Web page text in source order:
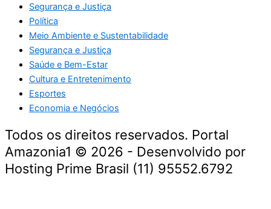
Segurança e Justiça
Política
Meio Ambiente e Sustentabilidade
Segurança e Justiça
Saúde e Bem-Estar
Cultura e Entretenimento
Esportes
Economia e Negócios
Todos os direitos reservados. Portal
Amazonia1 © 2026 - Desenvolvido por
Hosting Prime Brasil (11) 95552.6792